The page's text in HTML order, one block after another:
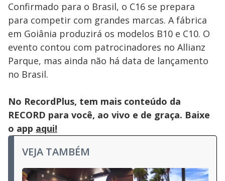
Confirmado para o Brasil, o C16 se prepara
para competir com grandes marcas. A fábrica
em Goiânia produzirá os modelos B10 e C10. O
evento contou com patrocinadores no Allianz
Parque, mas ainda não há data de lançamento
no Brasil.
No RecordPlus, tem mais conteúdo da
RECORD para você, ao vivo e de graça. Baixe
o app aqui!
VEJA TAMBÉM